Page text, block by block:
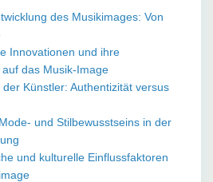
des Musikimages: Von
Innovationen und ihre
das Musik-Image
der Künstler: Authentizität versus
und Stilbewusstseins in der
und kulturelle Einflussfaktoren